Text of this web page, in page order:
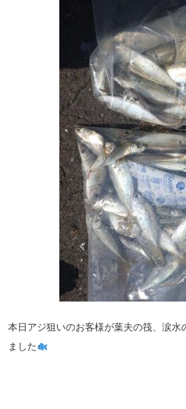
本日アジ狙いのお客様が葉夫の筏、涙水
ました